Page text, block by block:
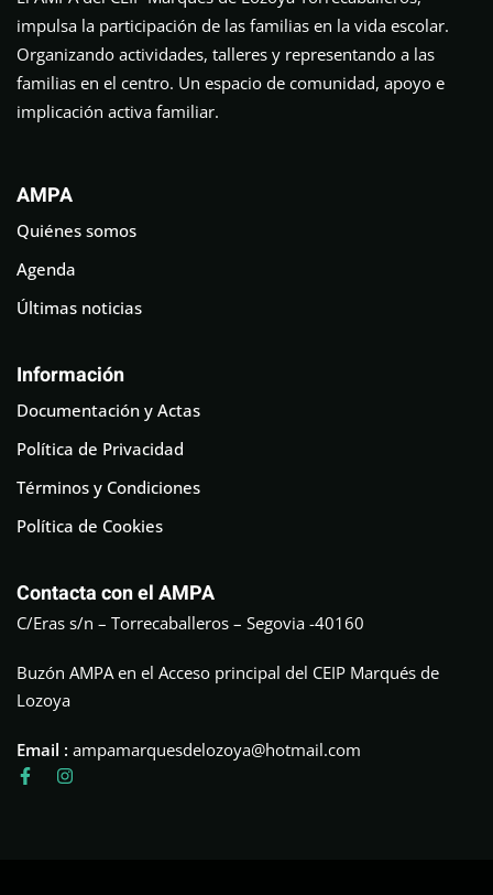
impulsa la participación de las familias en la vida escolar.
Organizando actividades, talleres y representando a las
familias en el centro. Un espacio de comunidad, apoyo e
implicación activa familiar.
AMPA
Quiénes somos
Agenda
Últimas noticias
Información
Documentación y Actas
Política de Privacidad
Términos y Condiciones
Política de Cookies
Contacta con el AMPA
C/Eras s/n – Torrecaballeros – Segovia -40160
Buzón AMPA en el Acceso principal del CEIP Marqués de
Lozoya
Email : ampamarquesdelozoya@hotmail.com